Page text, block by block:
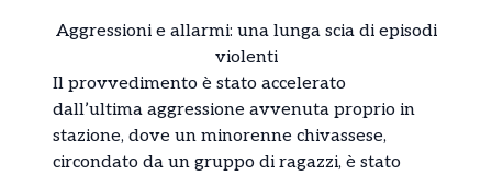
Aggressioni e allarmi: una lunga scia di episodi
violenti
Il provvedimento è stato accelerato
dall’ultima aggressione avvenuta proprio in
stazione, dove un minorenne chivassese,
circondato da un gruppo di ragazzi, è stato